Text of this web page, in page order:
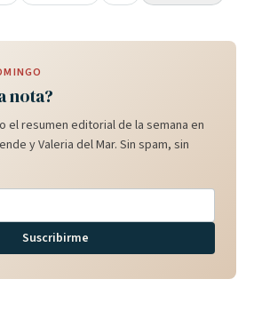
nota?
el resumen editorial de la semana en
y Valeria del Mar. Sin spam, sin
Suscribirme